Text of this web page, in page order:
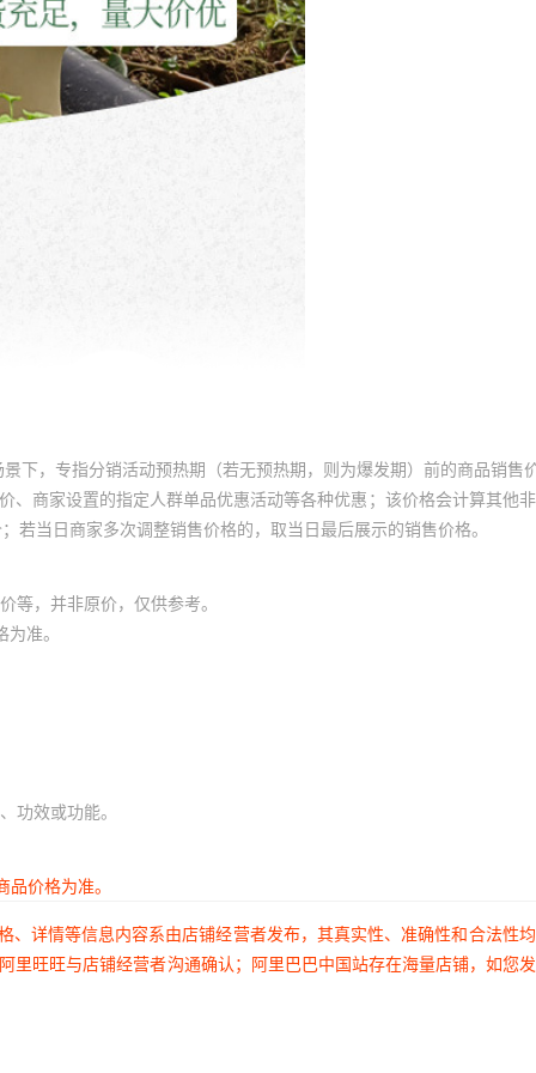
下，专指分销活动预热期（若无预热期，则为爆发期）前的商品销售
商家设置的指定人群单品优惠活动等各种优惠；该价格会计算其他
当日商家多次调整销售价格的，取当日最后展示的销售价格。
等，并非原价，仅供参考。
准。
功效或功能。
价格为准。
详情等信息内容系由店铺经营者发布，其真实性、准确性和合法性
旺旺与店铺经营者沟通确认；阿里巴巴中国站存在海量店铺，如您